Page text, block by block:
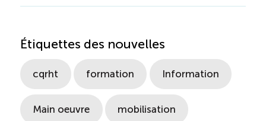
Étiquettes des nouvelles
cqrht formation Information
Main oeuvre mobilisation